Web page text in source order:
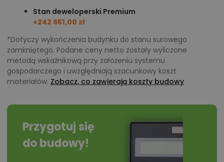
Stan deweloperski Premium
+242 651,00 zł
*Dotyczy wykończenia budynku do stanu surowego
zamkniętego. Podane ceny netto zostały wyliczone
metodą wskaźnikową przy założeniu systemu
gospodarczego i uwzględniają szacunkowy koszt
materiałów. Zobacz, co zawierają koszty budowy
Przygotuj się
do budowy!